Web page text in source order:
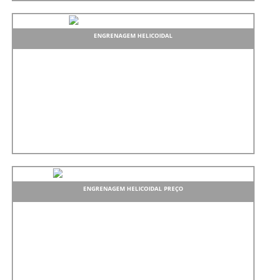
ENGRENAGEM HELICOIDAL
ENGRENAGEM HELICOIDAL PREÇO